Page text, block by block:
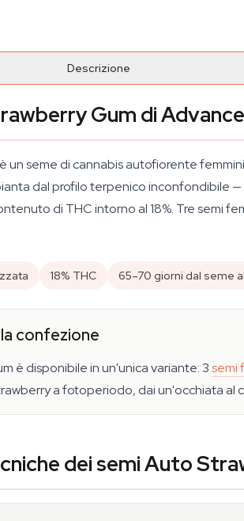
Descrizione
Gum di
un seme di cannabis autofiorente
dal profilo terpenico inconfondibile
di THC intorno al 18%. Tre semi
18% THC 65–70 giorni dal seme
confezione
è disponibile in un'unica variante: 3semi
a fotoperiodo, dai un'occhiata
dei semi Auto